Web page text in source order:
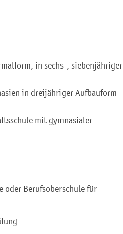
in sechs-, siebenjähriger
in dreijähriger Aufbauform
mit gymnasialer
oder Berufsoberschule für